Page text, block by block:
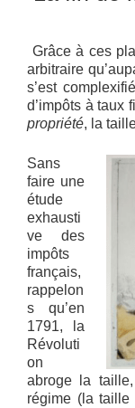
Grâce à ces
arbitraire
s’est
d’impôts à taux
propriété, la
Sans
faire une
étude
exhausti
ve des
impôts
français,
rappelon
s qu’en
1791, la
Révoluti
on
abroge la
régime (la